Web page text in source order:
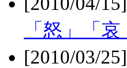
「怒」「
[2010/03/